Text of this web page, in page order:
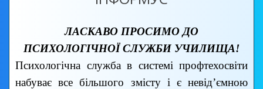
ЛАСКАВО ПРОСИМО ДО
ПСИХОЛОГІЧНОЇ СЛУЖБИ УЧИЛИЩА!
Психологічна служба в системі профтехосвіти
набуває все більшого змісту і є невід’ємною